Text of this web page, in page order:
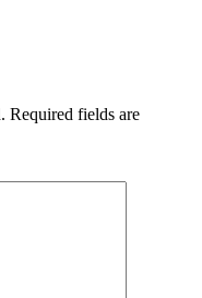
Required fields are